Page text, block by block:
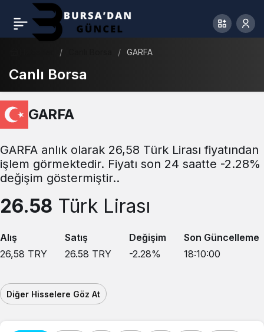
GARFA
Canlı Borsa
GARFA
GARFA anlık olarak 26,58 Türk Lirası fiyatından
işlem görmektedir. Fiyatı son 24 saatte -2.28%
değişim göstermiştir..
26.58 Türk Lirası
Alış
26,58 TRY
Satış
26.58 TRY
Değişim
-2.28%
Son Güncelleme
18:10:00
Diğer Hisselere Göz At